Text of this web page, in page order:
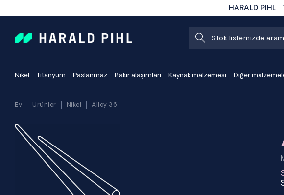
HARALD PIHL
Nikel Titanyum Paslanmaz Bakır alaşımları Kaynak malzemesi Diğer
Ev Ürünler Nikel Alloy 36